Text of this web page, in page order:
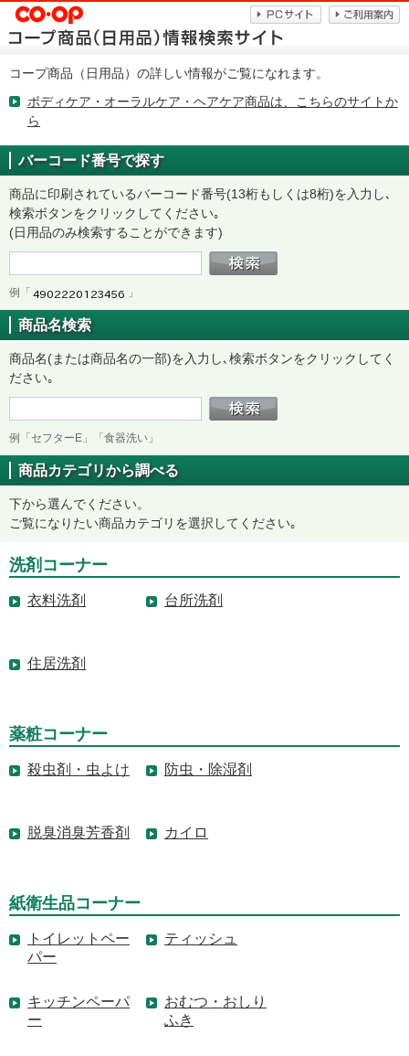
コープ商品（日用品）の詳しい情報がご覧になれます。
ボディケア・オーラルケア・ヘアケア商品は、こちらのサイトか
ら
バーコード番号で探す
商品に印刷されているバーコード番号(13桁もしくは8桁)を入力し､
検索ボタンをクリックしてください｡
(日用品のみ検索することができます)
例「 」
商品名検索
商品名(または商品名の一部)を入力し､検索ボタンをクリックしてく
ださい｡
例「セフターE」「食器洗い」
商品カテゴリから調べる
下から選んでください。
ご覧になりたい商品カテゴリを選択してください｡
洗剤コーナー
衣料洗剤 台所洗剤
住居洗剤
薬粧コーナー
殺虫剤・虫よけ 防虫・除湿剤
脱臭消臭芳香剤 カイロ
紙衛生品コーナー
トイレットペー
パー
ティッシュ
キッチンペーパ
ー
おむつ・おしり
ふき